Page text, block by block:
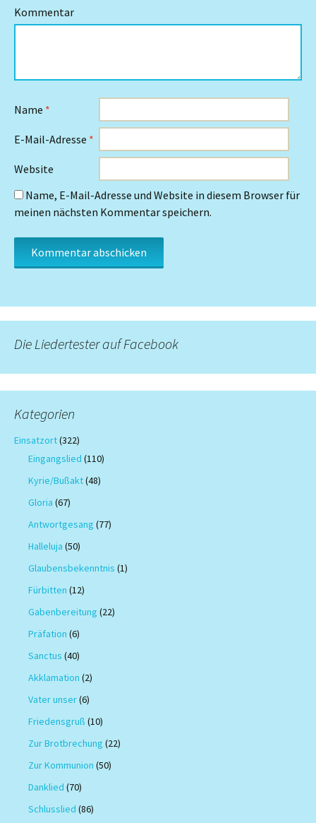
Kommentar
Name *
E-Mail-Adresse *
Website
Name, E-Mail-Adresse und Website in diesem Browser für
meinen nächsten Kommentar speichern.
Die Liedertester auf Facebook
Kategorien
Einsatzort(322)
Eingangslied (110)
Kyrie/Bußakt(48)
Gloria (67)
Antwortgesang (77)
Halleluja (50)
Glaubensbekenntnis (1)
Fürbitten (12)
Gabenbereitung (22)
Präfation (6)
Sanctus (40)
Akklamation (2)
Vater unser(6)
Friedensgruß (10)
Zur Brotbrechung (22)
Zur Kommunion (50)
Danklied (70)
Schlusslied (86)